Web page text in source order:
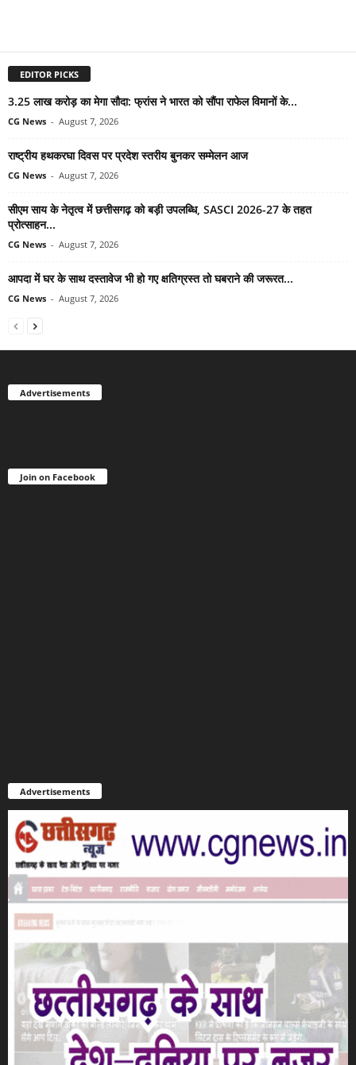
EDITOR PICKS
3.25 लाख करोड़ का मेगा सौदा: फ्रांस ने भारत को सौंपा राफेल विमानों के...
CG News - August 7, 2026
राष्ट्रीय हथकरघा दिवस पर प्रदेश स्तरीय बुनकर सम्मेलन आज
CG News - August 7, 2026
सीएम साय के नेतृत्व में छत्तीसगढ़ को बड़ी उपलब्धि, SASCI 2026-27 के तहत
प्रोत्साहन...
CG News - August 7, 2026
आपदा में घर के साथ दस्तावेज भी हो गए क्षतिग्रस्त तो घबराने की जरूरत...
CG News - August 7, 2026
Advertisements
Join on Facebook
Advertisements